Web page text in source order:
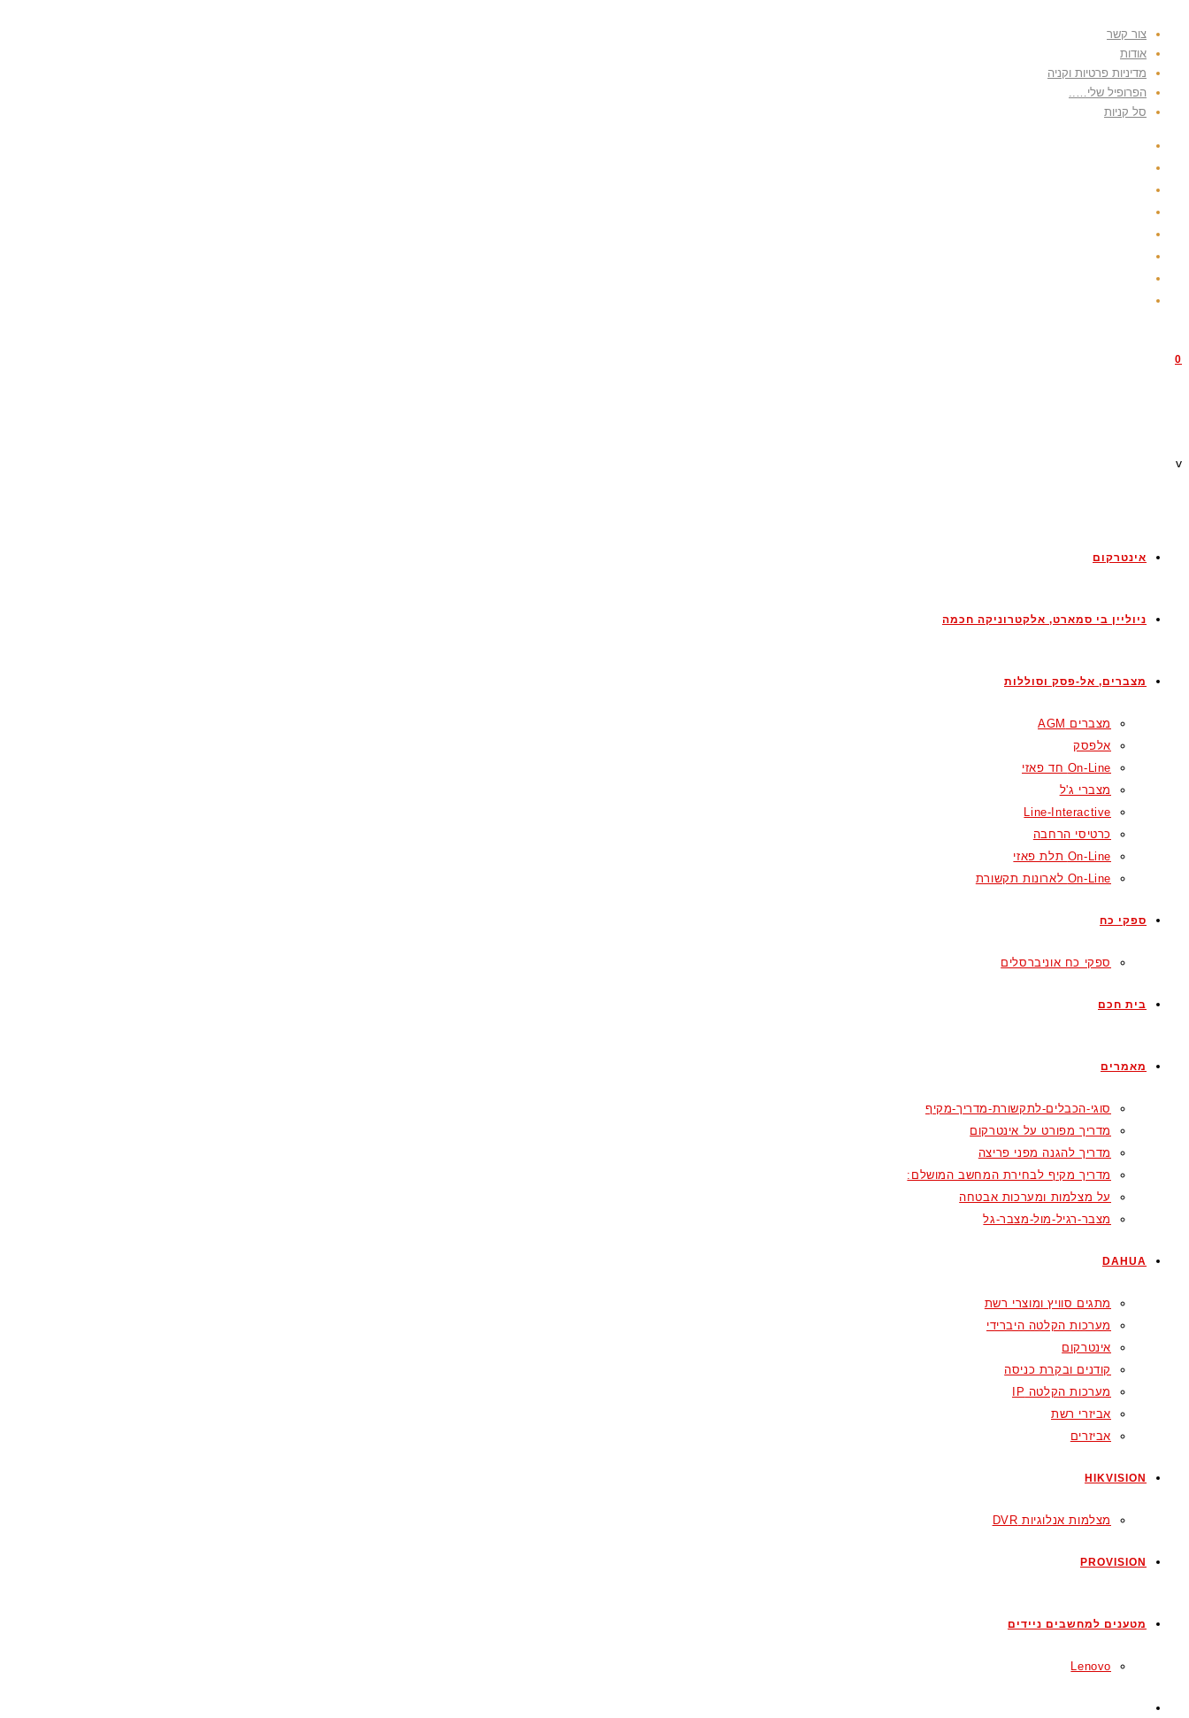
צור קשר
אודות
מדיניות פרטיות וקניה
הפרופיל שלי…..
סל קניות
0
v
אינטרקום
ניוליין בי סמארט, אלקטרוניקה חכמה
מצברים, אל-פסק וסוללות
מצברים AGM
אלפסק
On-Line חד פאזי
מצברי ג'ל
Line-Interactive
כרטיסי הרחבה
On-Line תלת פאזי
On-Line לארונות תקשורת
ספקי כח
ספקי כח אוניברסלים
בית חכם
מאמרים
סוגי-הכבלים-לתקשורת-מדריך-מקיף
מדריך מפורט על אינטרקום
מדריך להגנה מפני פריצה
מדריך מקיף לבחירת המחשב המושלם:
על מצלמות ומערכות אבטחה
מצבר-רגיל-מול-מצבר-גל
DAHUA
מתגים סוויץ ומוצרי רשת
מערכות הקלטה היברידי
אינטרקום
קודנים ובקרת כניסה
מערכות הקלטה IP
אביזרי רשת
אביזרים
HIKVISION
מצלמות אנלוגיות DVR
PROVISION
מטענים למחשבים ניידים
Lenovo